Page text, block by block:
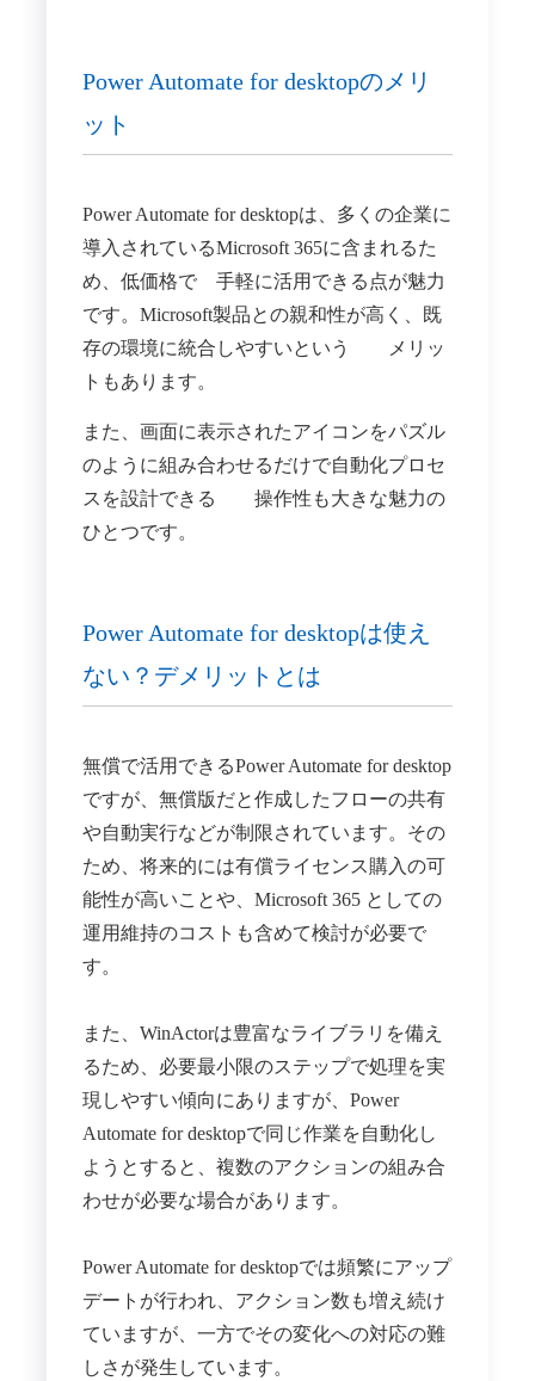
Power Automate for desktopのメリ
ット
Power Automate for desktopは、多くの企業に
導入されているMicrosoft 365に含まれるた
め、低価格で 手軽に活用できる点が魅力
です。Microsoft製品との親和性が高く、既
存の環境に統合しやすいという メリッ
トもあります。
また、画面に表示されたアイコンをパズル
のように組み合わせるだけで自動化プロセ
スを設計できる 操作性も大きな魅力の
ひとつです。
Power Automate for desktopは使え
ない？デメリットとは
無償で活用できるPower Automate for desktop
ですが、無償版だと作成したフローの共有
や自動実行などが制限されています。その
ため、将来的には有償ライセンス購入の可
能性が高いことや、Microsoft 365 としての
運用維持のコストも含めて検討が必要で
す。
また、WinActorは豊富なライブラリを備え
るため、必要最小限のステップで処理を実
現しやすい傾向にありますが、Power
Automate for desktopで同じ作業を自動化し
ようとすると、複数のアクションの組み合
わせが必要な場合があります。
Power Automate for desktopでは頻繁にアップ
デートが行われ、アクション数も増え続け
ていますが、一方でその変化への対応の難
しさが発生しています。